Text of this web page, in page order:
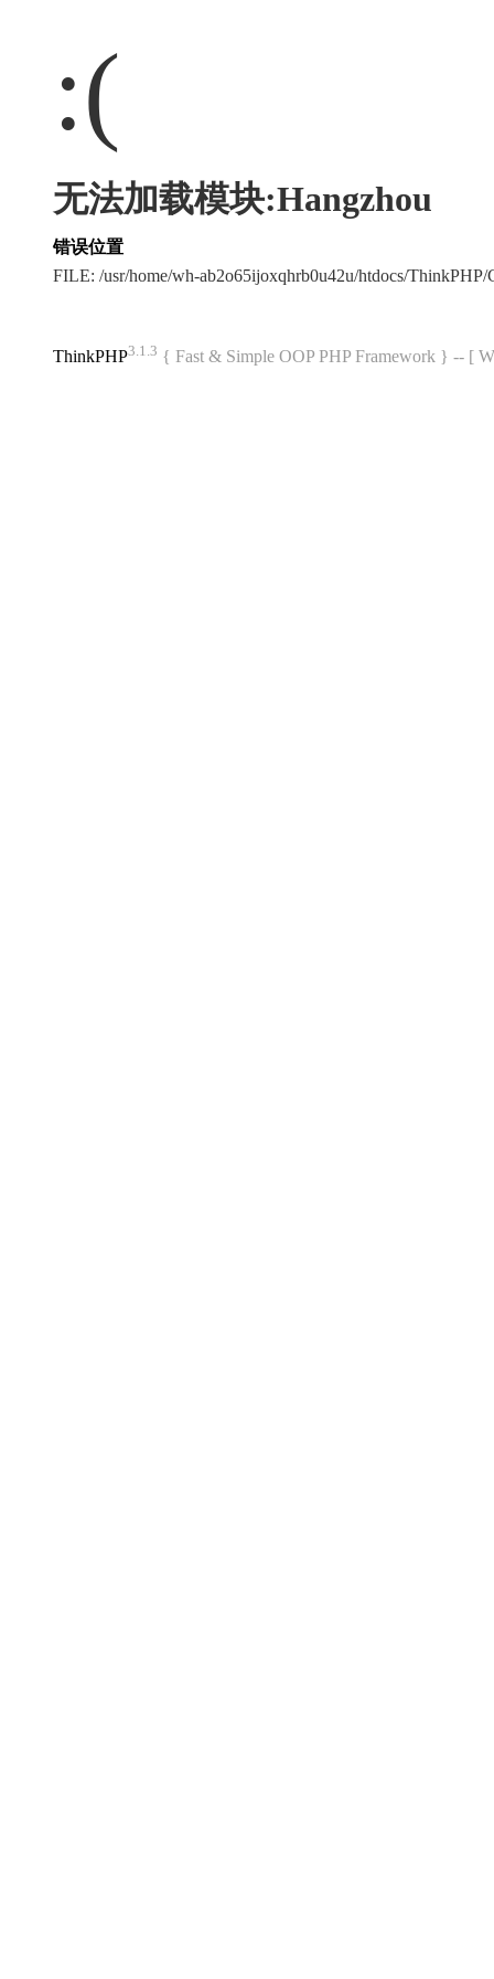
:(
无法加载模块:Hangzhou
错误位置
FILE: /usr/home/wh-ab2o65ijoxqhrb0u42u/htdocs/
ThinkPHP3.1.3 { Fast & Simple OOP PHP Framework } -- [